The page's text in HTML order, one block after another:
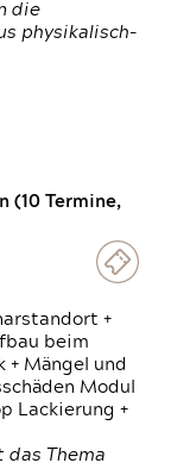
die
physikalisch-
(10 Termine,
+
beim
+ Mängel und
Modul
Lackierung +
das Thema